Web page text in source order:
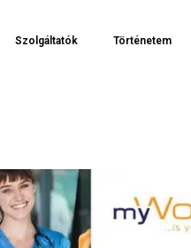
Szolgáltatók Történetem